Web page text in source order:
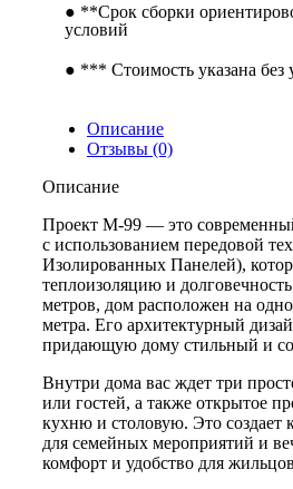
● **Срок сборки
условий
● *** Стоимость указана без
Описание
Отзывы (0)
Описание
Проект М-99 — это
с использованием передовой
Изолированных Панелей),
теплоизоляцию и
метров, дом расположен на
метра. Его архитектурный
придающую дому стильный и
Внутри дома вас ждет три
или гостей, а также открытое
кухню и столовую. Это создает
для семейных мероприятий и
комфорт и удобство для